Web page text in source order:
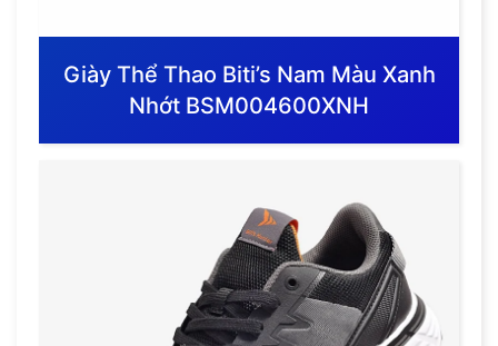
Giày Thể Thao Biti’s Nam Màu Xanh
Nhớt BSM004600XNH